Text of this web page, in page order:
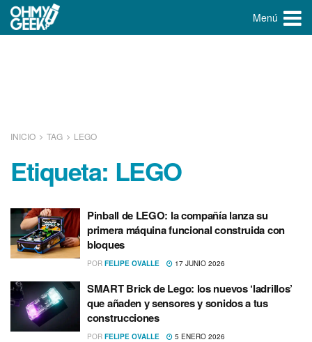
Menú
INICIO TAG LEGO
Etiqueta: LEGO
Pinball de LEGO: la compañía lanza su
primera máquina funcional construida con
bloques
POR FELIPE OVALLE 17 JUNIO 2026
SMART Brick de Lego: los nuevos ‘ladrillos’
que añaden y sensores y sonidos a tus
construcciones
POR FELIPE OVALLE 5 ENERO 2026